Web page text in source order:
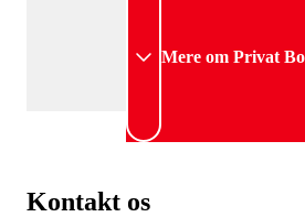
Mere om Privat
Kontakt os